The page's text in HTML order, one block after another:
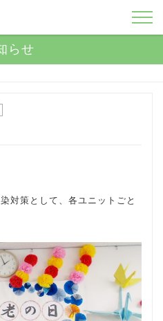
対策として、各ユニットごと